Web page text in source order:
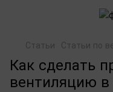
Статьи Статьи по
Как сделать
вентиляцию